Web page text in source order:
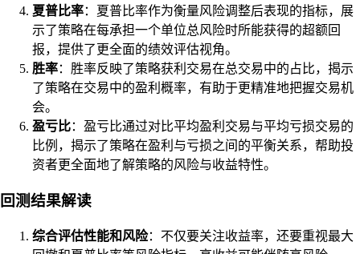
夏普比率：夏普比率作为衡量风险调整后表现的指标，展
示了策略在每承担一个单位总风险时所能获得的超额回
报，提供了更全面的绩效评估视角。
胜率：胜率反映了策略获利交易在总交易中的占比，揭示
了策略在交易中的盈利概率，有助于更精准地把握交易机
会。
盈亏比：盈亏比通过对比平均盈利交易与平均亏损交易的
比例，揭示了策略在盈利与亏损之间的平衡关系，帮助投
资者更全面地了解策略的风险与收益特性。
回测结果解读
综合评估性能和风险：不仅要关注收益率，还要重视最大